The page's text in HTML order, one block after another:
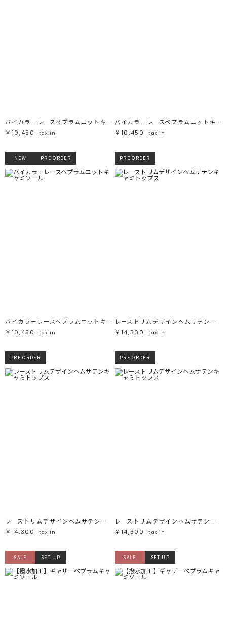
バイカラーレースペプラムニットキャミソール
￥10,450
tax in
バイカラーレースペプラムニットキャミソール
￥10,450
tax in
NEW PRE ORDER
バイカラーレースペプラムニットキャミソール
￥10,450
tax in
PRE ORDER
レーストリムデザインヘムサテンキャミトップス
￥14,300
tax in
PRE ORDER
レーストリムデザインヘムサテンキャミトップス
￥14,300
tax in
PRE ORDER
レーストリムデザインヘムサテンキャミトップス
￥14,300
tax in
SALE SET UP SALE SET UP